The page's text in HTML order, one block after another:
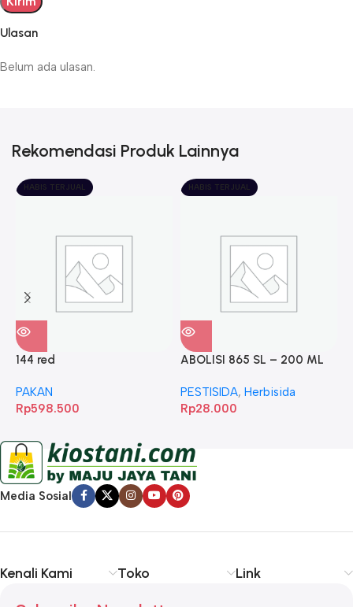
Ulasan
Belum ada ulasan.
Rekomendasi Produk Lainnya
HABIS TERJUAL
144 red
PAKAN
Rp598.500
HABIS TERJUAL
ABOLISI 865 SL – 200 ML
PESTISIDA, Herbisida
Rp28.000
Media Sosial
Kenali Kami Toko Link